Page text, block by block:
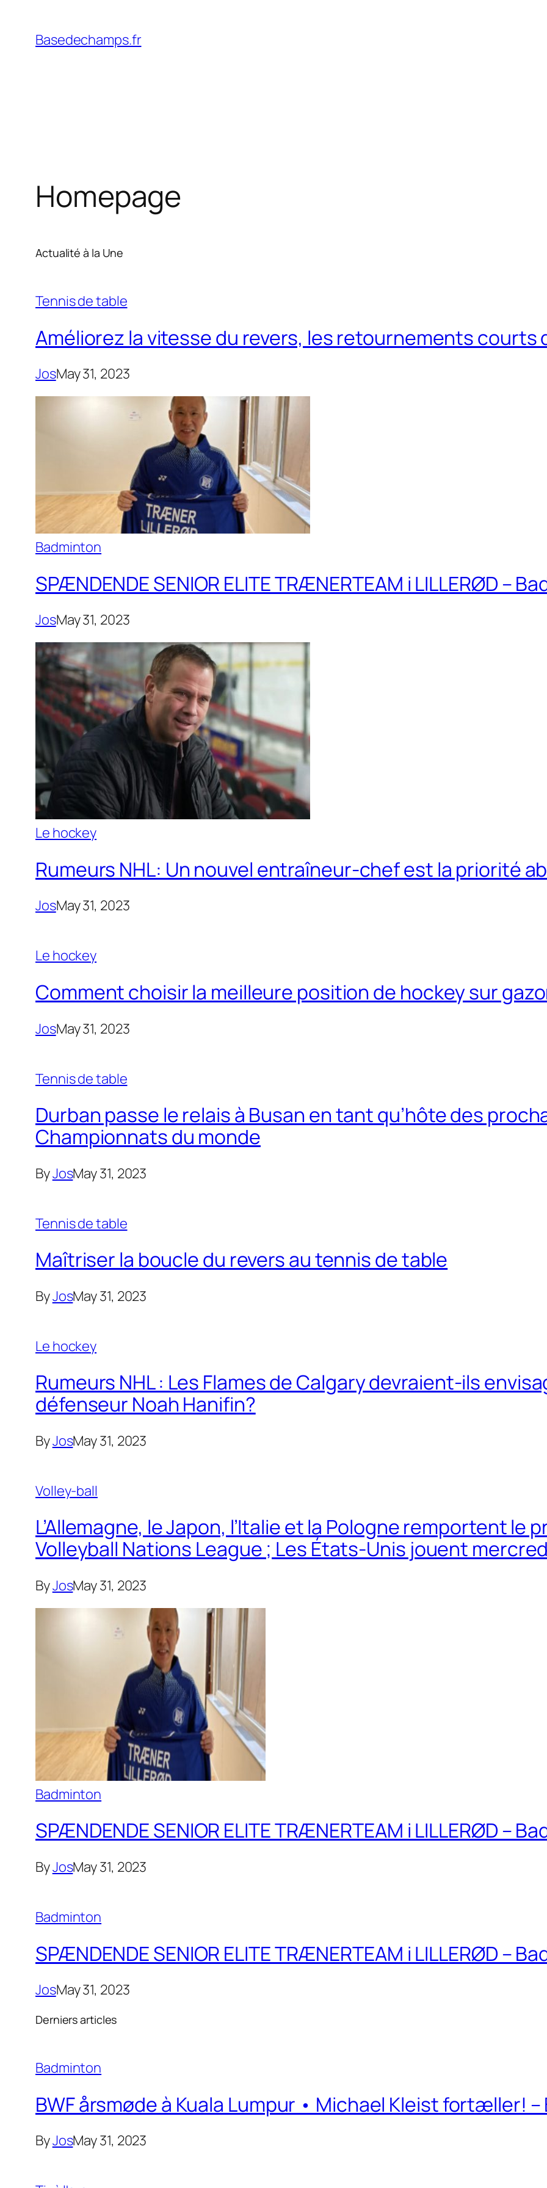
content
Basedechamps.fr
Homepage
Actualité à la Une
Tennis de table
Améliorez la vitesse du revers, les retournements courts
JosMay 31, 2023
Badminton
SPÆNDENDE SENIOR ELITE TRÆNERTEAM i LILLERØD –
JosMay 31, 2023
Le hockey
Rumeurs NHL: Un nouvel entraîneur-chef est la priorité
JosMay 31, 2023
Le hockey
Comment choisir la meilleure position de hockey sur
JosMay 31, 2023
Tennis de table
Durban passe le relais à Busan en tant qu’hôte des
Championnats du monde
ByJosMay 31, 2023
Tennis de table
Maîtriser la boucle du revers au tennis de table
ByJosMay 31, 2023
Le hockey
Rumeurs NHL : Les Flames de Calgary devraient-ils
défenseur Noah Hanifin?
ByJosMay 31, 2023
Volley-ball
L’Allemagne, le Japon, l’Italie et la Pologne remportent le
Volleyball Nations League ; Les États-Unis jouent
ByJosMay 31, 2023
Badminton
SPÆNDENDE SENIOR ELITE TRÆNERTEAM i LILLERØD –
ByJosMay 31, 2023
Badminton
SPÆNDENDE SENIOR ELITE TRÆNERTEAM i LILLERØD –
JosMay 31, 2023
Derniers articles
Badminton
BWF årsmøde à Kuala Lumpur • Michael Kleist fortæller!
ByJosMay 31, 2023